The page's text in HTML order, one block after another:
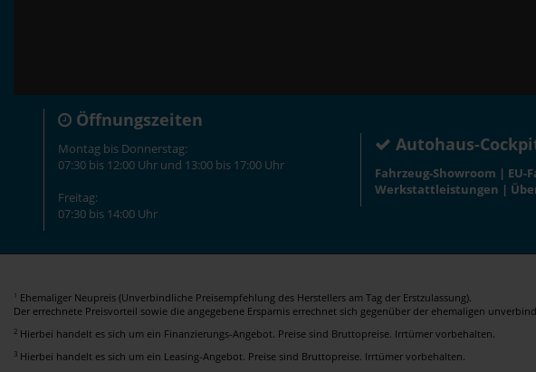
Öffnungszeiten
Montag bis Donnerstag:
07:30 bis 12:00 Uhr und 13:00 bis 17:00 Uhr
Freitag:
07:30 bis 14:00 Uhr
Autohaus-
Fahrzeug-Showroom | EU-
Werkstattleistungen |
1 Ehemaliger Neupreis (Unverbindliche Preisempfehlung des Herstellers am Tag der Erstzulassung).
Der errechnete Preisvorteil sowie die angegebene Ersparnis errechnet sich gegenüber der ehemaligen
2 Hierbei handelt es sich um ein Finanzierungs-Angebot. Preise sind Bruttopreise. Irrtümer vorbehalten.
3 Hierbei handelt es sich um ein Leasing-Angebot. Preise sind Bruttopreise. Irrtümer vorbehalten.